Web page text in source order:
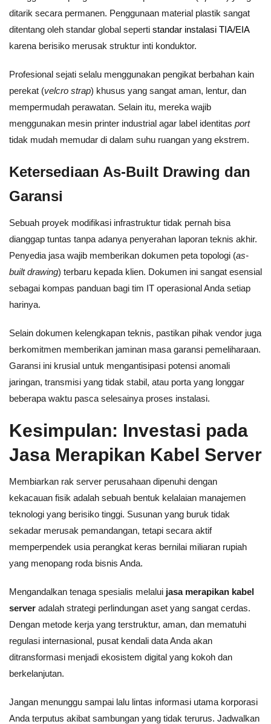
ditarik secara permanen. Penggunaan material plastik sangat
ditentang oleh standar global seperti standar instalasi TIA/EIA
karena berisiko merusak struktur inti konduktor.
Profesional sejati selalu menggunakan pengikat berbahan kain
perekat (velcro strap) khusus yang sangat aman, lentur, dan
mempermudah perawatan. Selain itu, mereka wajib
menggunakan mesin printer industrial agar label identitas port
tidak mudah memudar di dalam suhu ruangan yang ekstrem.
Ketersediaan As-Built Drawing dan
Garansi
Sebuah proyek modifikasi infrastruktur tidak pernah bisa
dianggap tuntas tanpa adanya penyerahan laporan teknis akhir.
Penyedia jasa wajib memberikan dokumen peta topologi (as-
built drawing) terbaru kepada klien. Dokumen ini sangat esensial
sebagai kompas panduan bagi tim IT operasional Anda setiap
harinya.
Selain dokumen kelengkapan teknis, pastikan pihak vendor juga
berkomitmen memberikan jaminan masa garansi pemeliharaan.
Garansi ini krusial untuk mengantisipasi potensi anomali
jaringan, transmisi yang tidak stabil, atau porta yang longgar
beberapa waktu pasca selesainya proses instalasi.
Kesimpulan: Investasi pada
Jasa Merapikan Kabel Server
Membiarkan rak server perusahaan dipenuhi dengan
kekacauan fisik adalah sebuah bentuk kelalaian manajemen
teknologi yang berisiko tinggi. Susunan yang buruk tidak
sekadar merusak pemandangan, tetapi secara aktif
memperpendek usia perangkat keras bernilai miliaran rupiah
yang menopang roda bisnis Anda.
Mengandalkan tenaga spesialis melalui jasa merapikan kabel
server adalah strategi perlindungan aset yang sangat cerdas.
Dengan metode kerja yang terstruktur, aman, dan mematuhi
regulasi internasional, pusat kendali data Anda akan
ditransformasi menjadi ekosistem digital yang kokoh dan
berkelanjutan.
Jangan menunggu sampai lalu lintas informasi utama korporasi
Anda terputus akibat sambungan yang tidak terurus. Jadwalkan